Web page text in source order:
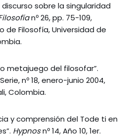
discurso sobre la singularidad
nº 26, pp. 75-109,
de Filosofía, Universidad de
metajuego del filosofar”.
nº 18, enero-junio 2004,
Colombia.
y comprensión del Tode ti en
Hypnosnº 14, Año 10, 1er.